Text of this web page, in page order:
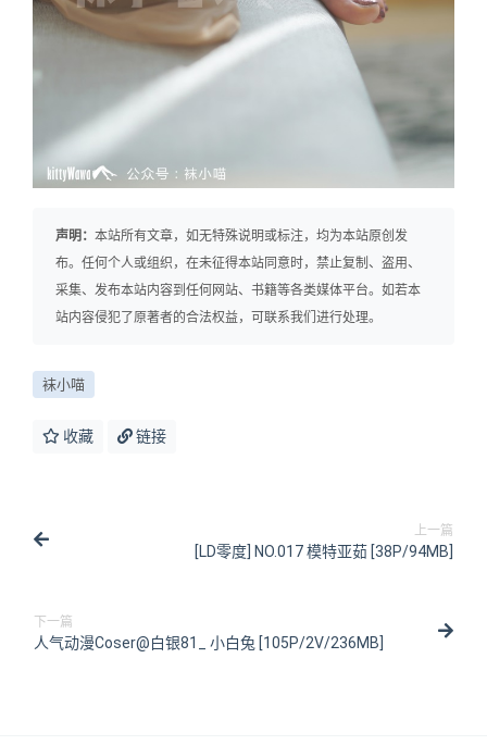
声明： 本站所有文章，如无特殊说明或标注，均为本站原创发
布。任何个人或组织，在未征得本站同意时，禁止复制、盗用、
采集、发布本站内容到任何网站、书籍等各类媒体平台。如若本
站内容侵犯了原著者的合法权益，可联系我们进行处理。
袜小喵
收藏 链接
上一篇
[LD零度] NO.017 模特亚茹 [38P/94MB]
下一篇
人气动漫Coser@白银81_ 小白兔 [105P/2V/236MB]